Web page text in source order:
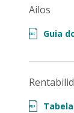
Ailos
Guia
PDF
PDF